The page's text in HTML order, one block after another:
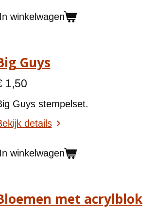
winkelwagen
Guys
1,50
Guys stempelset.
details
winkelwagen
met acrylblok